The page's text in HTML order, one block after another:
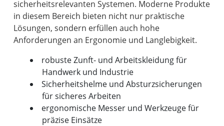
sicherheitsrelevanten Systemen. Moderne Produkte
in diesem Bereich bieten nicht nur praktische
Lösungen, sondern erfüllen auch hohe
robuste Zunft- und Arbeitskleidung für
Handwerk und Industrie
Sicherheitshelme und Absturzsicherungen
für sicheres Arbeiten
ergonomische Messer und Werkzeuge für
präzise Einsätze